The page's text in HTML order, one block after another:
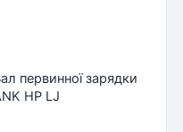
первинної зарядки
HP LJ